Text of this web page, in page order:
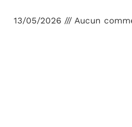
13/05/2026 Aucun